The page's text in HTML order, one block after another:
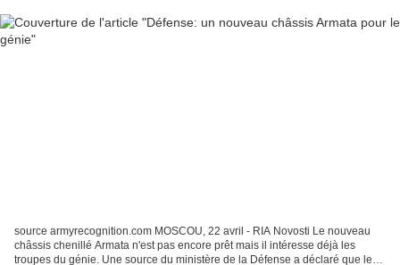
source armyrecognition.com MOSCOU, 22 avril - RIA Novosti Le nouveau
châssis chenillé Armata n'est pas encore prêt mais il intéresse déjà les
troupes du génie. Une source du ministère de la Défense a déclaré que le